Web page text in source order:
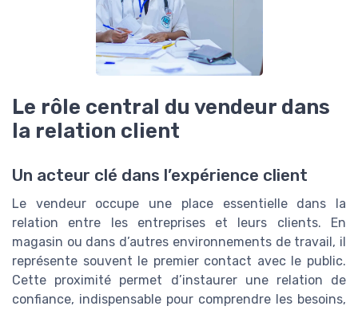
Le rôle central du vendeur dans
la relation client
Un acteur clé dans l’expérience client
Le vendeur occupe une place essentielle dans la
relation entre les entreprises et leurs clients. En
magasin ou dans d’autres environnements de travail, il
représente souvent le premier contact avec le public.
Cette proximité permet d’instaurer une relation de
confiance, indispensable pour comprendre les besoins,